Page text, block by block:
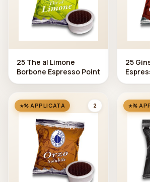
25 The al Limone
Borbone Espresso Point
25
% APPLICATA 2 %